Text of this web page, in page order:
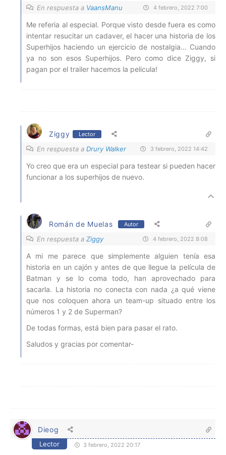
En respuesta a VaansManu 4 febrero, 2022 7:00
Me referia al especial. Porque visto desde fuera es como
intentar resucitar un cadaver, el hacer una historia de los
Superhijos haciendo un ejercicio de nostalgia… Cuando
ya no son esos Superhijos. Pero como dice Ziggy, si
pagan por el trailer hacemos la pelicula!
Ziggy Lector
En respuesta a Drury Walker 3 febrero, 2022 14:42
Yo creo que era un especial para testear si pueden hacer
funcionar a los superhijos de nuevo.
Román de Muelas Autor
En respuesta a Ziggy 4 febrero, 2022 8:08
A mi me parece que simplemente alguien tenía esa
historia en un cajón y antes de que llegue la película de
Batman y se lo coma todo, han aprovechado para
sacarla. La historia no conecta con nada ¿a qué viene
que nos coloquen ahora un team-up situado entre los
números 1 y 2 de Superman?
De todas formas, está bien para pasar el rato.
Saludos y gracias por comentar-
Dieog
Lector 3 febrero, 2022 20:17